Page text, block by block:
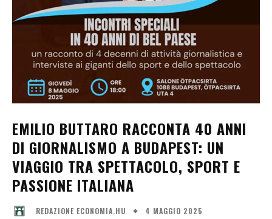
EMILIO BUTTARO RACCONTA 40 ANNI
DI GIORNALISMO A BUDAPEST: UN
VIAGGIO TRA SPETTACOLO, SPORT E
PASSIONE ITALIANA
REDAZIONE ECONOMIA.HU 4 MAGGIO 2025